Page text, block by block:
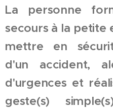
La personne
secours à la petite
mettre en
d'un accident,
d'urgences et
geste(s)